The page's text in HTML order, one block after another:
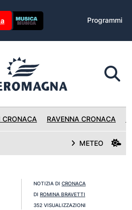
Programmi
CRONACA RAVENNA CRONACA
METEO
NOTIZIA DI CRONACA
DI ROMINA BRAVETTI
352 VISUALIZZAZIONI